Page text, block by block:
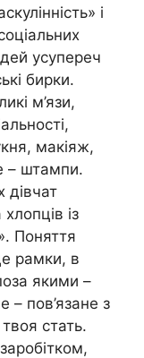
і
усупереч
бирки.
м’язи,
макіяж,
– штампи.
дівчат
із
Поняття
рамки, в
якими –
– пов’язане з
стать.